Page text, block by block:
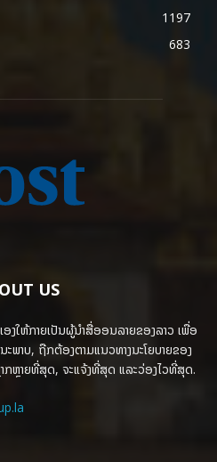
1197
683
US
ງໃຫ້ກາຍເປັນຜູ້ນຳສື່ອອນລາຍຂອງລາວ ເພື່ອ
ພາບ, ຖືກຕ້ອງຕາມແນວທາງນະໂຍບາຍຂອງ
ຫຼາຍທີ່ສຸດ, ຈະແຈ້ງທີ່ສຸດ ແລະວ່ອງໄວທີ່ສຸດ.